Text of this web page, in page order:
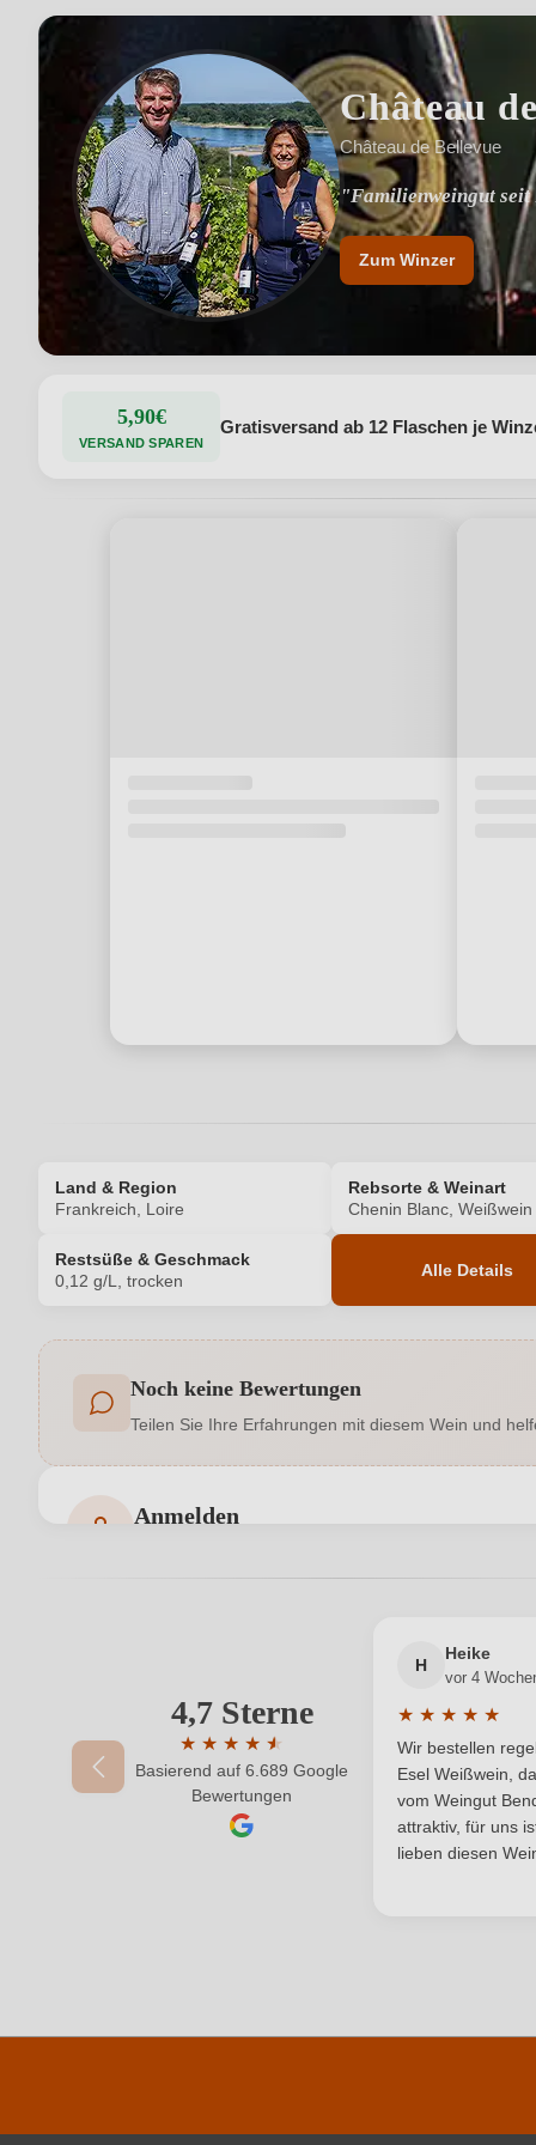
Château
Château de Bellevue
"Familienweingut
"Terroirgeprägte
Zum Winzer
5,90€
VERSAND SPAREN
Gratisversand ab 12 Flaschen je
Land & Region
Frankreich, Loire
Rebsorte & Weinart
Chenin Blanc, Weißwein
Restsüße & Geschmack
0,12 g/L, trocken
Alle Details
Allergene
Geschmack
Region
Säuregehalt in g/L
Brennwert
Noch keine Bewertungen
Teilen Sie Ihre Erfahrungen mit diesem Wein und
Anmelden
Ihre E-Mail-Adresse
Ihr Passwort
4,7 Sterne
★ ★ ★ ★ ★
★
Durchschnittliche Bewertung von 4.7 von
Basierend auf 6.689 Google
Bewertungen
H
Heike
vor 4
★ ★ ★ ★ ★
Wir bestellen
Esel Weißwein,
vom Weingut
attraktiv, für uns
lieben diesen